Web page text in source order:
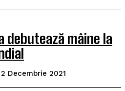
debutează mâine la
2 Decembrie 2021